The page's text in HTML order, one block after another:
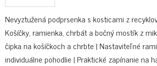
Nevyztužená podprsenka s kosticami z
Košíčky, ramienka, chrbát a bočný mostík z
čipka na košíčkoch a chrbte | Nastaviteľné
individuálne pohodlie | Praktické zapínanie na